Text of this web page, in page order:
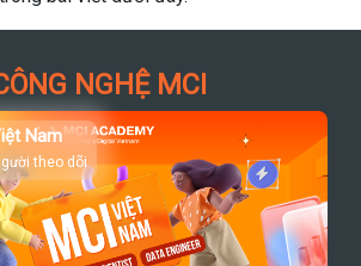
NGHỆ MCI
Nam
theo dõi